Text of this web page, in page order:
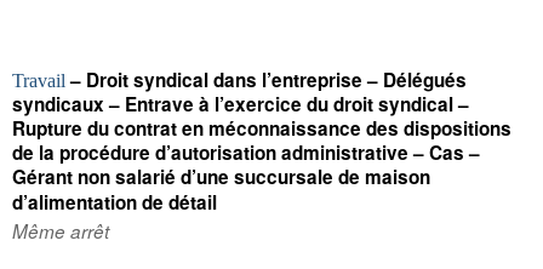
Travail– Droit syndical dans l’entreprise – Délégués
syndicaux – Entrave à l’exercice du droit syndical –
Rupture du contrat en méconnaissance des dispositions
de la procédure d’autorisation administrative – Cas –
Gérant non salarié d’une succursale de maison
d’alimentation de détail
Même arrêt